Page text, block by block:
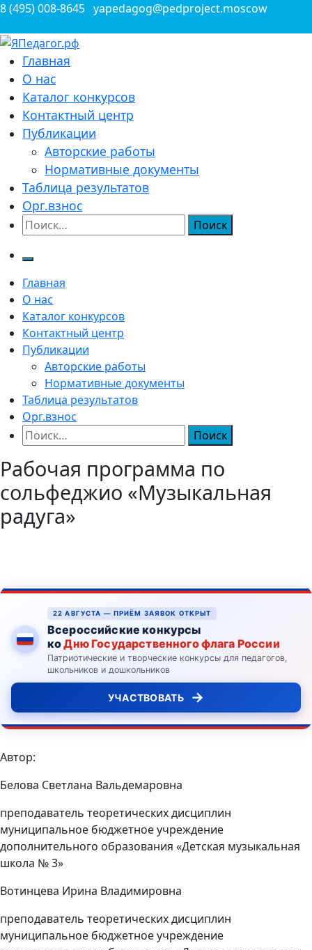
Перейти
содержимому
8 (495) 008-8645 yapedagog@pedproject.moscow
ЯПедагог.рф
Всероссийские конкурсы для педагогов
Главная
О нас
Каталог конкурсов
Контактный центр
Публикации
Авторские работы
Нормативные документы
Таблица результатов
Орг.взнос
Найти:
Главная
О нас
Каталог конкурсов
Контактный центр
Публикации
Авторские работы
Нормативные документы
Таблица результатов
Орг.взнос
Найти:
Рабочая программа по
сольфеджио «Музыкальная
радуга»
22 АВГУСТА — ПРИЁМ ЗАЯВОК ОТКРЫТ
Всероссийские конкурсы
коДню Государственного флага России
Патриотические и творческие конкурсы для педагогов,
школьников и дошкольников
УЧАСТВОВАТЬ →
Автор:
Белова Светлана Вальдемаровна
преподаватель теоретических дисциплин
муниципальное бюджетное учреждение
дополнительного образования «Детская музыкальная
школа № 3»
Вотинцева Ирина Владимировна
преподаватель теоретических дисциплин
муниципальное бюджетное учреждение